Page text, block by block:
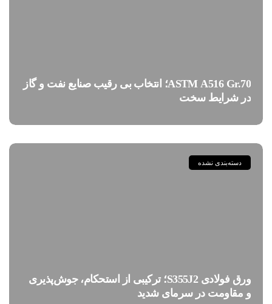
ASTM A516 Gr.70؛ انتخاب بی رقیب صنایع نفت و گاز
در شرایط سخت
دسته‌بندی نشده
ورق فولادی S355J2؛ ترکیبی از استحکام، جوش‌پذیری
و مقاومت در سرمای شدید